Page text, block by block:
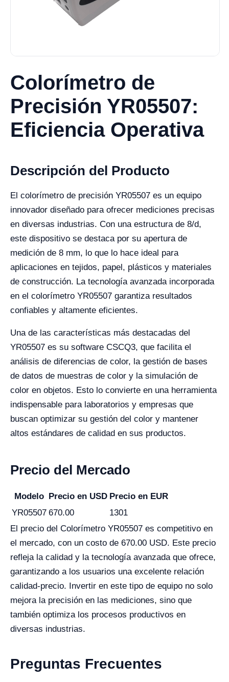
Colorímetro de
Precisión YR05507:
Eficiencia Operativa
Descripción del Producto
El colorímetro de precisión YR05507 es un equipo
innovador diseñado para ofrecer mediciones precisas
en diversas industrias. Con una estructura de 8/d,
este dispositivo se destaca por su apertura de
medición de 8 mm, lo que lo hace ideal para
aplicaciones en tejidos, papel, plásticos y materiales
de construcción. La tecnología avanzada incorporada
en el colorímetro YR05507 garantiza resultados
confiables y altamente eficientes.
Una de las características más destacadas del
YR05507 es su software CSCQ3, que facilita el
análisis de diferencias de color, la gestión de bases
de datos de muestras de color y la simulación de
color en objetos. Esto lo convierte en una herramienta
indispensable para laboratorios y empresas que
buscan optimizar su gestión del color y mantener
altos estándares de calidad en sus productos.
Precio del Mercado
Modelo Precio en USD Precio en EUR
YR05507 670.00
1301
El precio del Colorímetro YR05507 es competitivo en
el mercado, con un costo de 670.00 USD. Este precio
refleja la calidad y la tecnología avanzada que ofrece,
garantizando a los usuarios una excelente relación
calidad-precio. Invertir en este tipo de equipo no solo
mejora la precisión en las mediciones, sino que
también optimiza los procesos productivos en
diversas industrias.
Preguntas Frecuentes